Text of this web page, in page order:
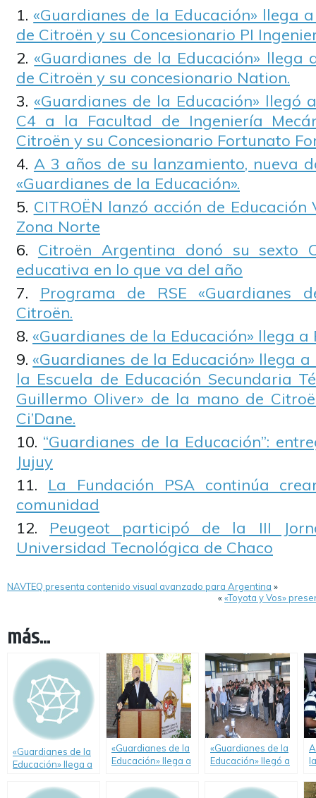
«Guardianes de la Educación» llega
de Citroën y su Concesionario PI
«Guardianes de la Educación» llega
de Citroën y su concesionario Nation.
«Guardianes de la Educación» llegó
C4 a la Facultad de Ingeniería
Citroën y su Concesionario Fortunato
A 3 años de su lanzamiento, nueva
«Guardianes de la Educación».
CITROËN lanzó acción de
Zona Norte
Citroën Argentina donó su sexto
educativa en lo que va del año
Programa de RSE «Guardianes
Citroën.
«Guardianes de la Educación» llega a
«Guardianes de la Educación» llega
la Escuela de Educación Secundaria
Guillermo Oliver» de la mano de
Ci’Dane.
“Guardianes de la Educación”:
Jujuy
La Fundación PSA continúa
comunidad
Peugeot participó de la III
Universidad Tecnológica de Chaco
NAVTEQ presenta contenido visual avanzado para Argentina »
««Toyota y Vos»
más...
«Guardianes de la
Educación» llega a
mano de Citroën y
«Guardianes de la
Educación» llega a
de Citroën y su
«Guardianes de la
Educación» llegó a
C4 a la Facultad de